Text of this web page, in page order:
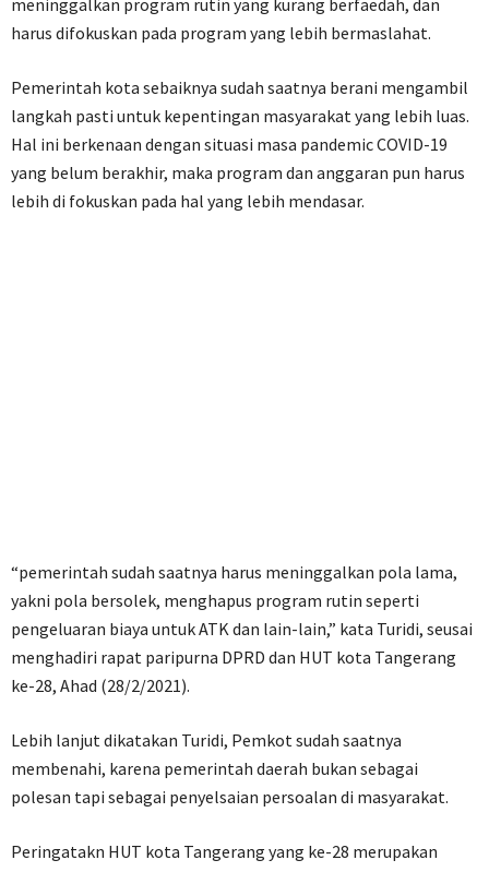
meninggalkan program rutin yang kurang berfaedah, dan
harus difokuskan pada program yang lebih bermaslahat.
Pemerintah kota sebaiknya sudah saatnya berani mengambil
langkah pasti untuk kepentingan masyarakat yang lebih luas.
Hal ini berkenaan dengan situasi masa pandemic COVID-19
yang belum berakhir, maka program dan anggaran pun harus
lebih di fokuskan pada hal yang lebih mendasar.
“pemerintah sudah saatnya harus meninggalkan pola lama,
yakni pola bersolek, menghapus program rutin seperti
pengeluaran biaya untuk ATK dan lain-lain,” kata Turidi, seusai
menghadiri rapat paripurna DPRD dan HUT kota Tangerang
ke-28, Ahad (28/2/2021).
Lebih lanjut dikatakan Turidi, Pemkot sudah saatnya
membenahi, karena pemerintah daerah bukan sebagai
polesan tapi sebagai penyelsaian persoalan di masyarakat.
Peringatakn HUT kota Tangerang yang ke-28 merupakan